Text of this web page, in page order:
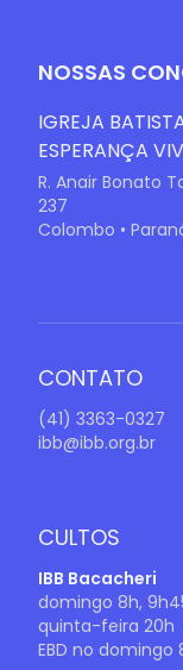
NOSSAS
IGREJA
ESPERANÇA
R. Anair Bonato
237
Colombo •
CONTATO
(41) 3363-0327
ibb@ibb.org.br
CULTOS
IBB Bacacheri
domingo 8h,
quinta-feira 20h
EBD no domingo